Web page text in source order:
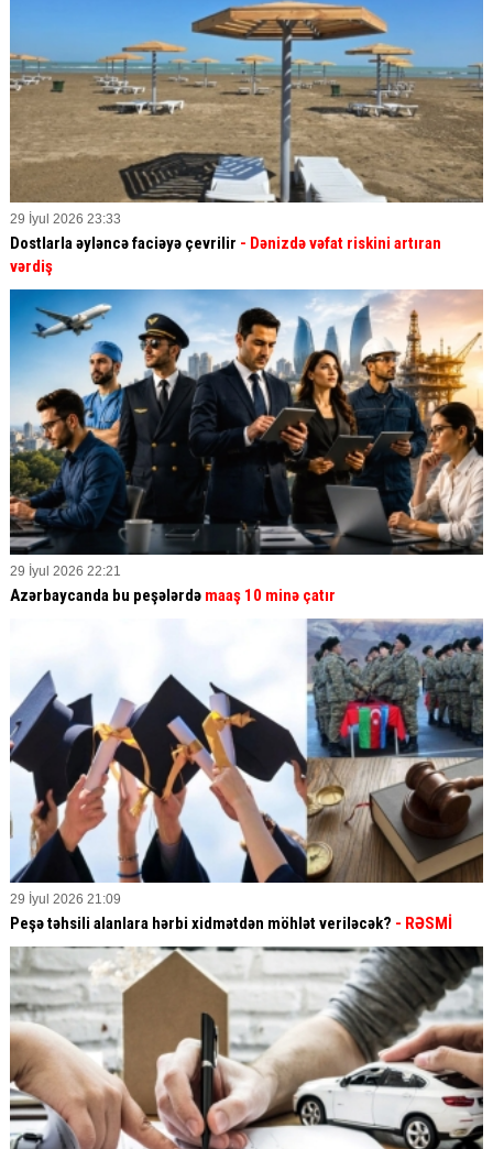
29 İyul 2026 23:33
Dostlarla əyləncə faciəyə çevrilir - Dənizdə vəfat riskini artıran
vərdiş
29 İyul 2026 22:21
Azərbaycanda bu peşələrdə maaş 10 minə çatır
29 İyul 2026 21:09
Peşə təhsili alanlara hərbi xidmətdən möhlət veriləcək? - RƏSMİ